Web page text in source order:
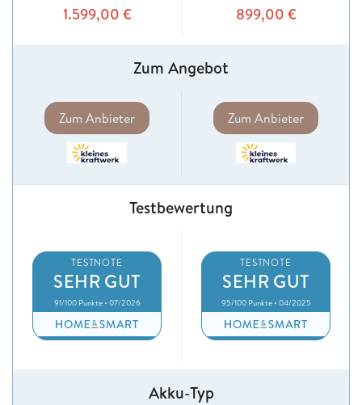
1.599,00 €
899,00 €
Zum Angebot
Zum Anbieter Zum Anbieter
Testbewertung
TESTNOTE
SEHR GUT
91/100 Punkte • 07/2026
TESTNOTE
SEHR GUT
95/100 Punkte • 04/2025
Akku-Typ